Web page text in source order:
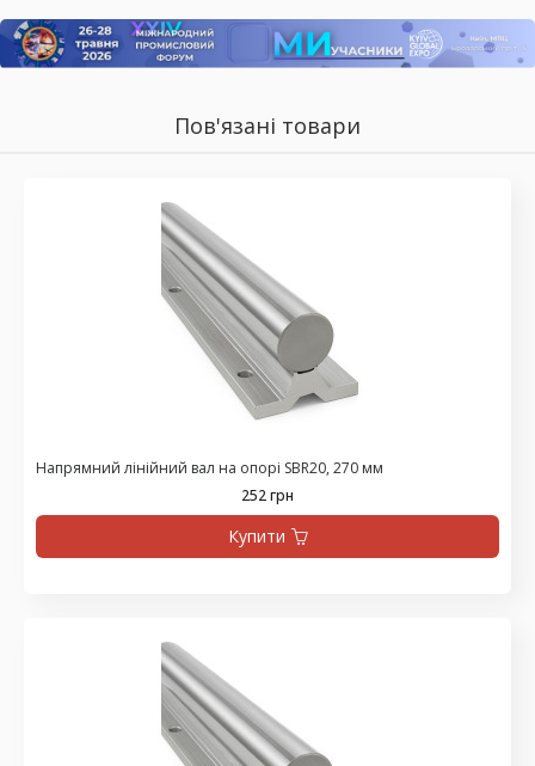
Пов'язані товари
Напрямний лінійний вал на опорі SBR20, 270 мм
252 грн
Купити